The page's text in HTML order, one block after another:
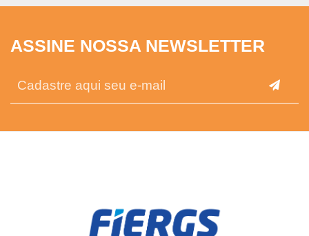
ASSINE NOSSA NEWSLETTER